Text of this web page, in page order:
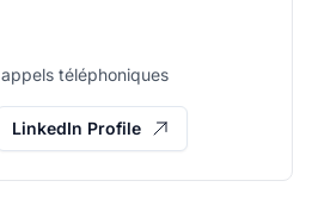
téléphoniques
LinkedIn Profile